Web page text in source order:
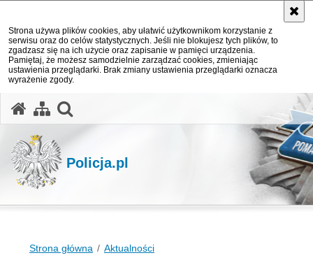
Strona używa plików cookies, aby ułatwić użytkownikom korzystanie z
serwisu oraz do celów statystycznych. Jeśli nie blokujesz tych plików, to
zgadzasz się na ich użycie oraz zapisanie w pamięci urządzenia.
Pamiętaj, że możesz samodzielnie zarządzać cookies, zmieniając
ustawienia przeglądarki. Brak zmiany ustawienia przeglądarki oznacza
wyrażenie zgody.
Policja.pl
Strona główna Aktualności